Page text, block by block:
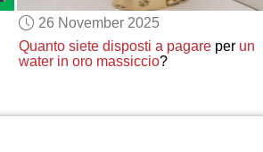
26 November 2025
Quanto siete disposti a pagareper un
water in oro massiccio?